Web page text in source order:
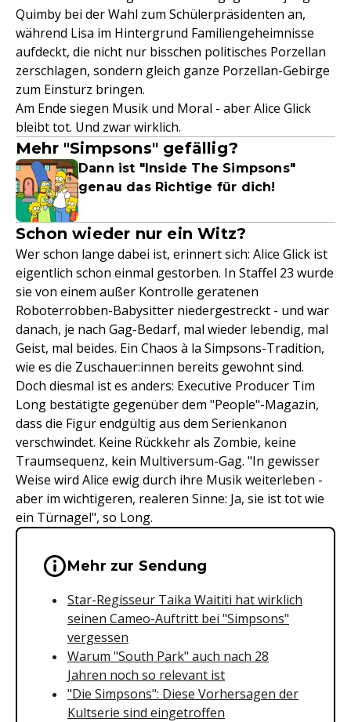
Quimby bei der Wahl zum Schülerpräsidenten an,
während Lisa im Hintergrund Familiengeheimnisse
aufdeckt, die nicht nur bisschen politisches Porzellan
zerschlagen, sondern gleich ganze Porzellan-Gebirge
zum Einsturz bringen.
Am Ende siegen Musik und Moral - aber Alice Glick
bleibt tot. Und zwar wirklich.
Mehr "Simpsons" gefällig?
Dann ist "Inside The Simpsons"
genau das Richtige für dich!
Schon wieder nur ein Witz?
Wer schon lange dabei ist, erinnert sich: Alice Glick ist
eigentlich schon einmal gestorben. In Staffel 23 wurde
sie von einem außer Kontrolle geratenen
Roboterrobben-Babysitter niedergestreckt - und war
danach, je nach Gag-Bedarf, mal wieder lebendig, mal
Geist, mal beides. Ein Chaos à la Simpsons-Tradition,
wie es die Zuschauer:innen bereits gewohnt sind.
Doch diesmal ist es anders: Executive Producer Tim
Long bestätigte gegenüber dem "People"-Magazin,
dass die Figur endgültig aus dem Serienkanon
verschwindet. Keine Rückkehr als Zombie, keine
Traumsequenz, kein Multiversum-Gag. "In gewisser
Weise wird Alice ewig durch ihre Musik weiterleben -
aber im wichtigeren, realeren Sinne: Ja, sie ist tot wie
ein Türnagel", so Long.
Wichtige Hinweise &
Mehr zur Sendung
Star-Regisseur Taika Waititi hat wirklich
seinen Cameo-Auftritt bei "Simpsons"
vergessen
Warum "South Park" auch nach 28
Jahren noch so relevant ist
"Die Simpsons": Diese Vorhersagen der
Kultserie sind eingetroffen